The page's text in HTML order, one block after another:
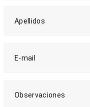
Apellidos
E-mail
Observaciones